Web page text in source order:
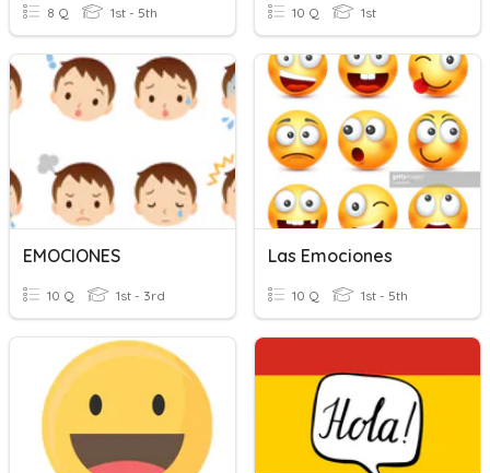
8 Q 1st - 5th 10 Q 1st
EMOCIONES
10 Q 1st - 3rd
Las Emociones
10 Q 1st - 5th